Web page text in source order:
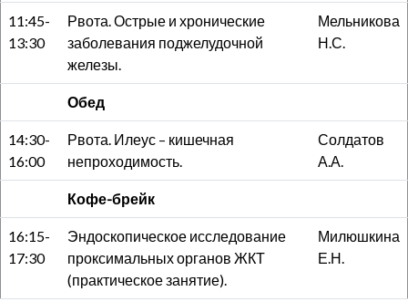
11:45-
13:30
Рвота. Острые и хронические
заболевания поджелудочной
железы.
Мельникова
Н.С.
Обед
14:30-
16:00
Рвота. Илеус – кишечная
непроходимость.
Солдатов
А.А.
Кофе-брейк
16:15-
17:30
Эндоскопическое исследование
проксимальных органов ЖКТ
(практическое занятие).
Милюшкина
Е.Н.